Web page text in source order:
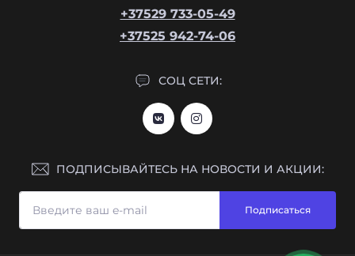
+37529 733-05-49
+37525 942-74-06
СОЦ СЕТИ:
ПОДПИСЫВАЙТЕСЬ НА НОВОСТИ И АКЦИИ:
Подписаться